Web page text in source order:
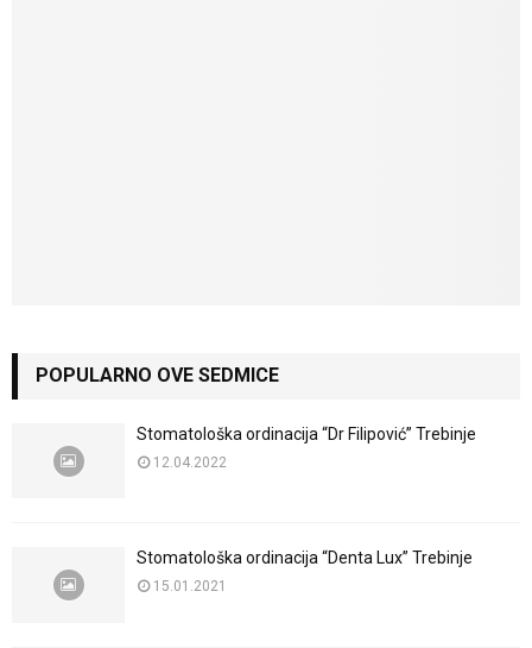
POPULARNO OVE SEDMICE
Stomatološka ordinacija “Dr Filipović” Trebinje
12.04.2022
Stomatološka ordinacija “Denta Lux” Trebinje
15.01.2021